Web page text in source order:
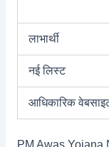
लाभार्थी
नई लिस्ट
आधिकारिक
PM Awas Yojana